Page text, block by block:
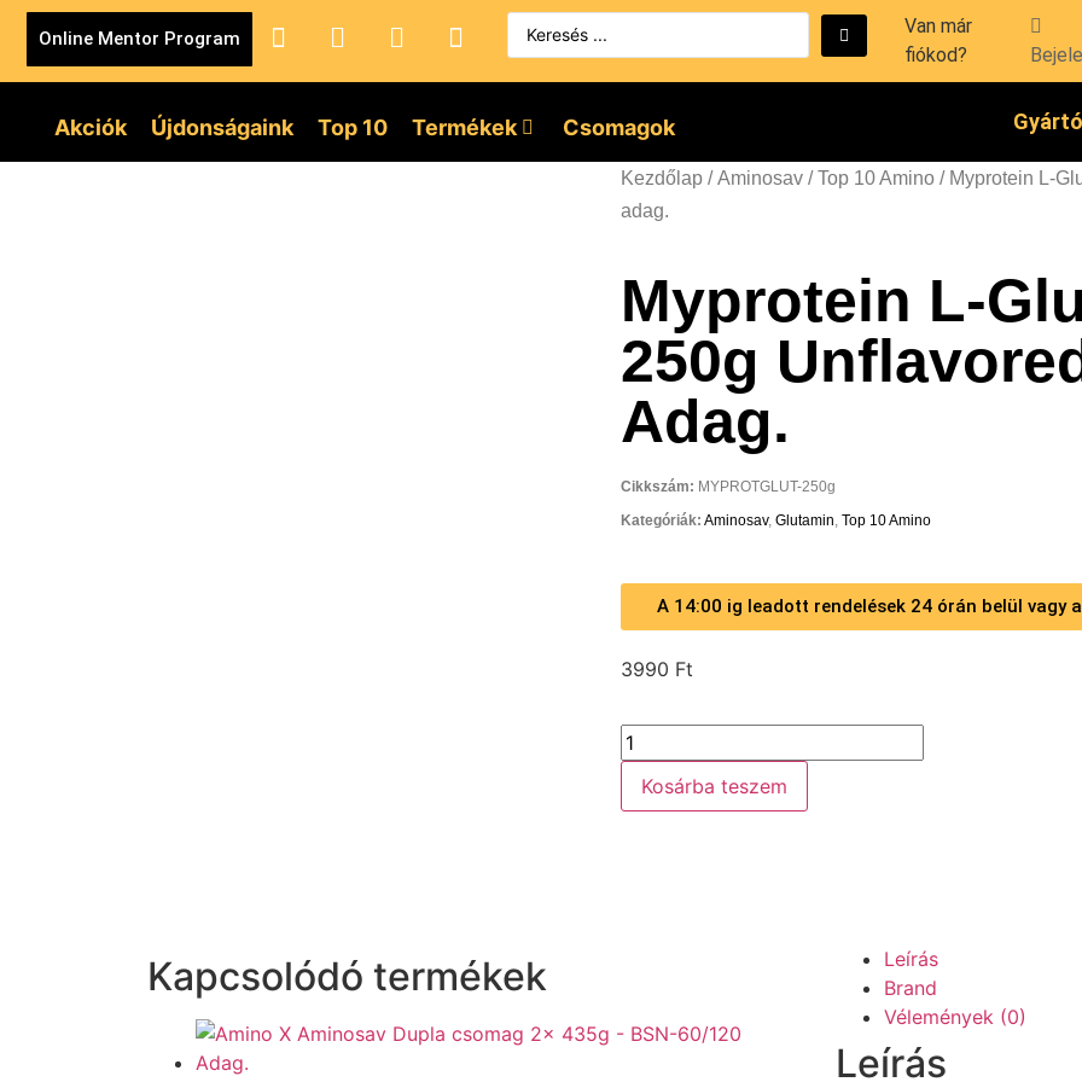
Online Mentor Program
Van már
fiókod?
Akciók Újdonságaink Top 10 Termékek Csomagok
Kezdőlap /Aminosav /Top 10 Amino / Myprotein L-
adag.
Myprotein L-
250g
Adag.
Cikkszám: MYPROTGLUT-250g
Kategóriák: Aminosav, Glutamin, Top 10 Amino
A 14:00 ig leadott rendelések 24 órán belül vagy
3990 Ft
Kosárba teszem
Kapcsolódó termékek
Leírás
Brand
Vélemények (0)
Leírás